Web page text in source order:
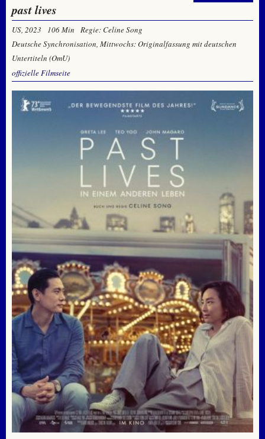
past lives
US, 2023 106 Min
Regie: Celine Song
Deutsche Synchronisation, Mittwochs: Originalfassung mit deutschen
Untertiteln (OmU)
offizielle Filmseite